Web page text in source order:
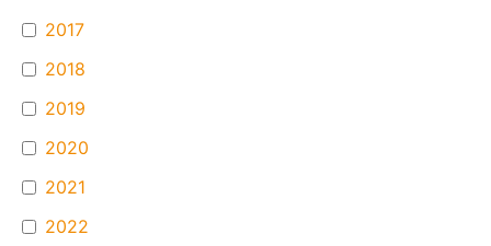
2017
2018
2019
2020
2021
2022